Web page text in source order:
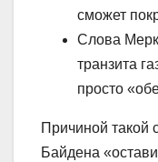
сможет
Слова
транзита
просто
Причиной такой
Байдена